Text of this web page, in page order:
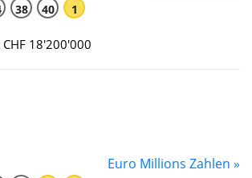
38 40 1
CHF 18'200'000
Euro Millions Zahlen »